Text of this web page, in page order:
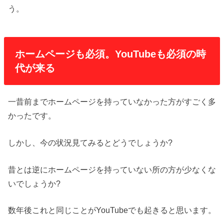
う。
ホームページも必須。YouTubeも必須の時
代が来る
一昔前までホームページを持っていなかった方がすごく多
かったです。
しかし、今の状況見てみるとどうでしょうか?
昔とは逆にホームページを持っていない所の方が少なくな
いでしょうか?
数年後これと同じことがYouTubeでも起きると思います。